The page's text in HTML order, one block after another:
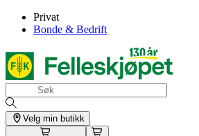
Privat
Bonde & Bedrift
Velg min butikk